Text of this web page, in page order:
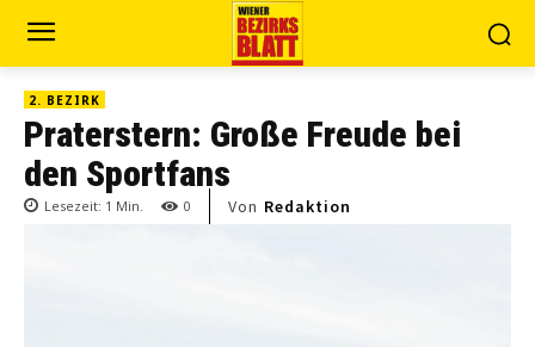
2. BEZIRK
Praterstern: Große Freude bei
den Sportfans
Lesezeit: 1 Min. 0 Von Redaktion